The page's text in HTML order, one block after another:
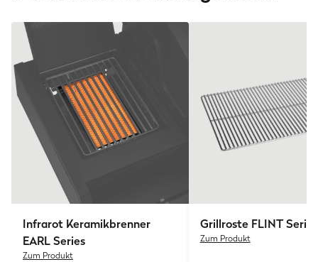
Infrarot Keramikbrenner
EARL Series
Zum Produkt
Grillroste FLINT Series
Zum Produkt